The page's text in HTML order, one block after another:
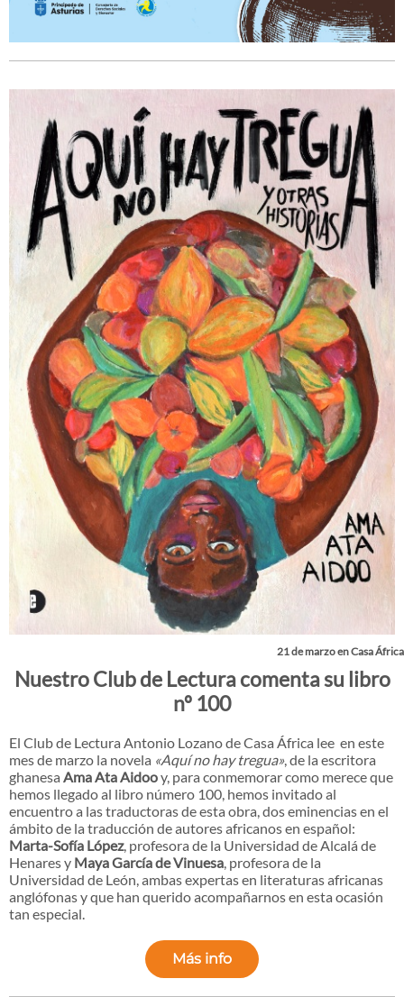
21 de marzo en Casa África
Nuestro Club de Lectura comenta su libro
nº 100
El Club de Lectura Antonio Lozano de Casa África lee en este
mes de marzo la novela «Aquí no hay tregua», de la escritora
ghanesa Ama Ata Aidooy, para conmemorar como merece que
hemos llegado al libro número 100, hemos invitado al
encuentro a las traductoras de esta obra, dos eminencias en el
ámbito de la traducción de autores africanos en español:
Marta-Sofía López, profesora de la Universidad de Alcalá de
Henares y Maya García de Vinuesa, profesora de la
Universidad de León, ambas expertas en literaturas africanas
anglófonas y que han querido acompañarnos en esta ocasión
tan especial.
Más info